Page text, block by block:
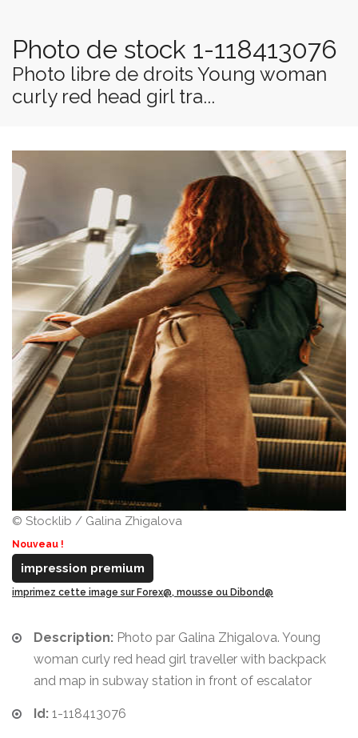
Photo de stock 1-118413076
Photo libre de droits Young woman
curly red head girl tra...
© Stocklib / Galina Zhigalova
Nouveau !
impression premium
imprimez cette image sur Forex@, mousse ou Dibond@
Description: Photo par Galina Zhigalova. Young
woman curly red head girl traveller with backpack
and map in subway station in front of escalator
Id: 1-118413076